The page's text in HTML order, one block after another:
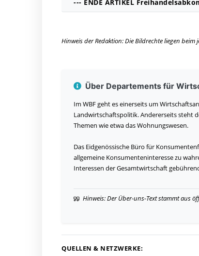
--- ENDE ARTIKEL
Hinweis der Redaktion: Die Bildrechte liegen beim
Über Departements für
Im WBF geht es einerseits um
Landwirtschaftspolitik. Andererseits steht
Themen wie etwa das Wohnungswesen.
Das Eidgenössische Büro für
allgemeine Konsumenteninteresse zu
Interessen der Gesamtwirtschaft
Hinweis: Der Über-uns-Text stammt aus
QUELLEN & NETZWERKE: